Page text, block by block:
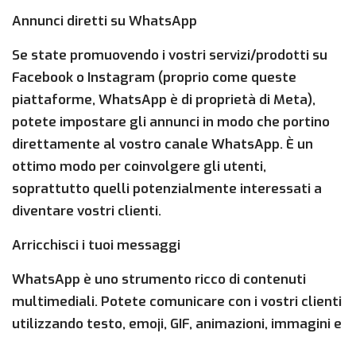
Annunci diretti su WhatsApp
Se state promuovendo i vostri servizi/prodotti su
Facebook o Instagram (proprio come queste
piattaforme, WhatsApp è di proprietà di Meta),
potete impostare gli annunci in modo che portino
direttamente al vostro canale WhatsApp. È un
ottimo modo per coinvolgere gli utenti,
soprattutto quelli potenzialmente interessati a
diventare vostri clienti.
Arricchisci i tuoi messaggi
WhatsApp è uno strumento ricco di contenuti
multimediali. Potete comunicare con i vostri clienti
utilizzando testo, emoji, GIF, animazioni, immagini e